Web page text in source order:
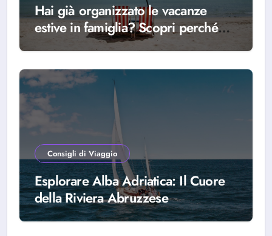
Hai già organizzato le vacanze
estive in famiglia? Scopri perché
scegliere Alba Adriatica
Consigli di Viaggio
Esplorare Alba Adriatica: Il Cuore
della Riviera Abruzzese